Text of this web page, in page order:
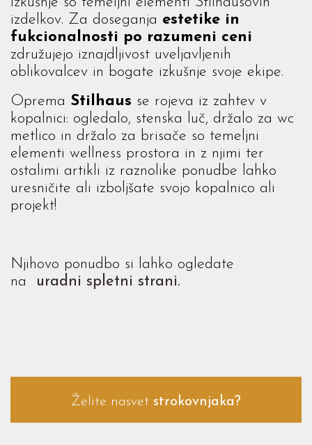
izdelkov. Za doseganja estetike in
fukcionalnosti po razumeni ceni
združujejo iznajdljivost uveljavljenih
oblikovalcev in bogate izkušnje svoje ekipe.
Oprema Stilhaus se rojeva iz zahtev v
kopalnici: ogledalo, stenska luč, držalo za wc
metlico in držalo za brisače so temeljni
elementi wellness prostora in z njimi ter
ostalimi artikli iz raznolike ponudbe lahko
uresničite ali izboljšate svojo kopalnico ali
projekt!
Njihovo ponudbo si lahko ogledate
na uradni spletni strani.
Želite nasvet strokovnjaka?